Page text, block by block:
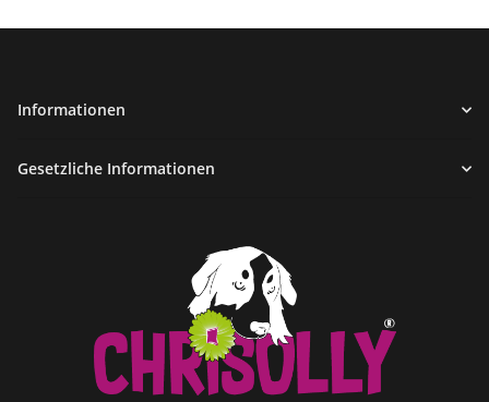
Informationen
Gesetzliche Informationen